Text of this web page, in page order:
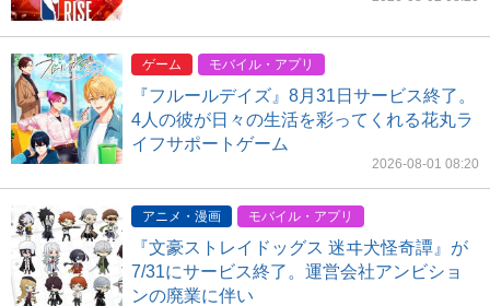
ゲーム モバイル・アプリ
『フルールデイズ』8月31日サービス終了。
4人の彼が日々の生活を彩ってくれる花丸ラ
イフサポートゲーム
2026-08-01 08:20
アニメ・漫画 モバイル・アプリ
『文豪ストレイドッグス 迷ヰ犬怪奇譚』が
7/31にサービス終了。運営会社アンビショ
ンの廃業に伴い